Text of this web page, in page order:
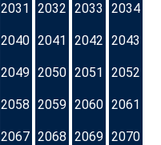
2031 2032 2033 2034
2040 2041 2042 2043
2049 2050 2051 2052
2058 2059 2060 2061
2067 2068 2069 2070